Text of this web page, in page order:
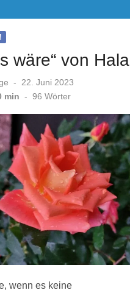
wäre“ von Hala
Veröffentlicht
am
22. Juni 2023
min - 96 Wörter
wenn es keine